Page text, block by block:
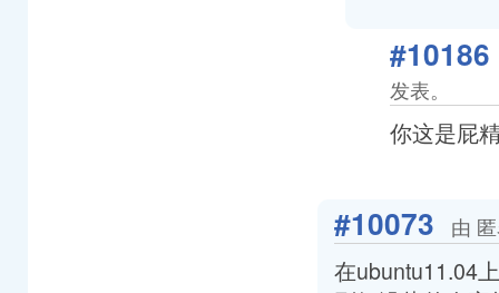
#10186
发表。
你这是屁
#10073 由
在ubuntu11.04